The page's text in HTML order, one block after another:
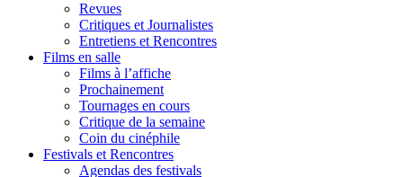
Revues
Critiques et Journalistes
Entretiens et Rencontres
Films en salle
Films à l’affiche
Prochainement
Tournages en cours
Critique de la semaine
Coin du cinéphile
Festivals et Rencontres
Agendas des festivals